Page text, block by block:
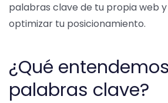
palabras clave de tu propia web
optimizar tu posicionamiento.
¿Qué
palabras clave?